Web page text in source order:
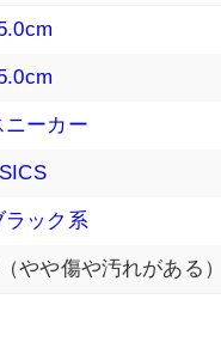
ニーカー
ラック系
やや傷や汚れがある）